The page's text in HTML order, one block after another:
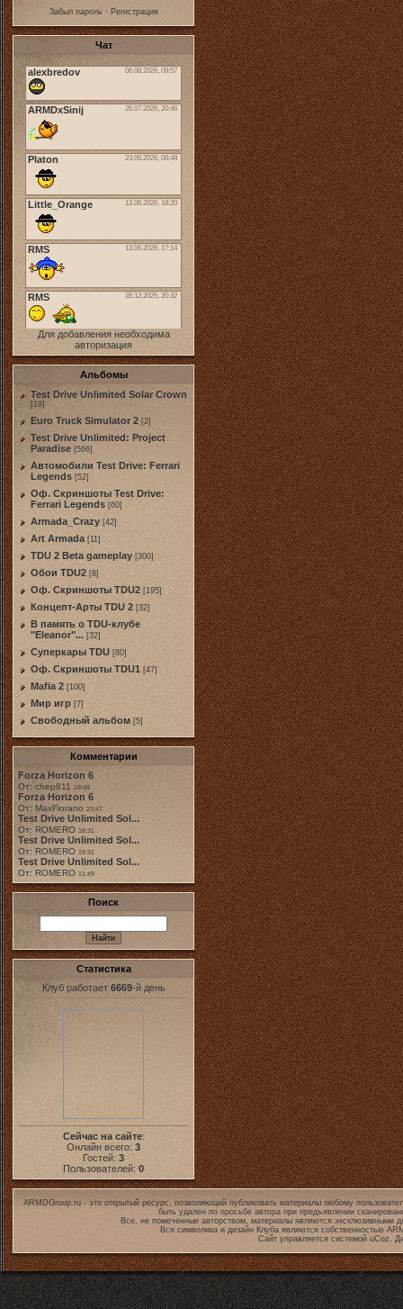
Забыл пароль· Регистрация
Чат
Для добавления необходима
авторизация
Альбомы
Test Drive Unlimited Solar Crown
[19]
Euro Truck Simulator 2 [2]
Test Drive Unlimited: Project
Paradise [566]
Автомобили Test Drive: Ferrari
Legends [52]
Оф. Скриншоты Test Drive:
Ferrari Legends [60]
Armada_Crazy [42]
Art Armada [11]
TDU 2 Beta gameplay [300]
Обои TDU2 [8]
Оф. Скриншоты TDU2 [195]
Концепт-Арты TDU 2 [32]
В память о TDU-клубе
"Eleanor"... [32]
Суперкары TDU [80]
Оф. Скриншоты TDU1 [47]
Mafia 2 [100]
Мир игр [7]
Свободный альбом [5]
Комментарии
Forza Horizon 6
От: chep811 19:48
Forza Horizon 6
От: MaxFiorano 23:47
Test Drive Unlimited Sol...
От: ROMERO 18:31
Test Drive Unlimited Sol...
От: ROMERO 19:31
Test Drive Unlimited Sol...
От: ROMERO 11:49
Поиск
Статистика
Клуб работает 6669-й день
Сейчас на сайте:
Онлайн всего: 3
Гостей: 3
Пользователей: 0
ARMDGroup.ru - это открытый ресурс, позволяющий публиковать материалы любому
быть удален по просьбе автора при предъявлении
Все, не помеченные авторством, материалы являются эксклюзивными
Вся символика и дизайн Клуба являются собственностью
Сайт управляется системой uCoz.